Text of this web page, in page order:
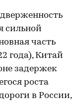
сильной
часть
года), Китай
задержек
роста
в России,